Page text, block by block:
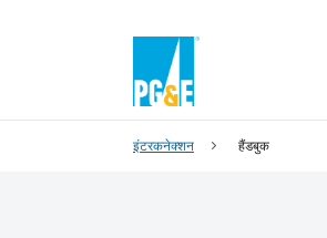
इंटरकनेक्शन हैंडबुक